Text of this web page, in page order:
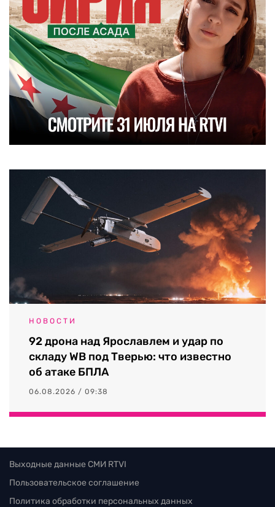
НОВОСТИ
92 дрона над Ярославлем и удар по
складу WB под Тверью: что известно
об атаке БПЛА
06.08.2026 / 09:38
Выходные данные СМИ RTVI
Пользовательское соглашение
Политика обработки персональных данных